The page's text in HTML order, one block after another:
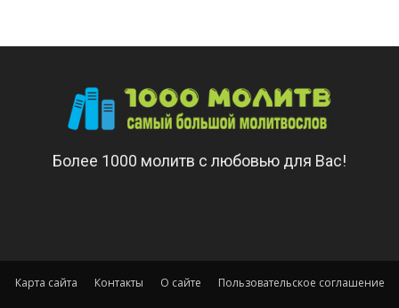
Более 1000 молитв с любовью для Вас!
Карта сайта Контакты О сайте Пользовательское соглашение